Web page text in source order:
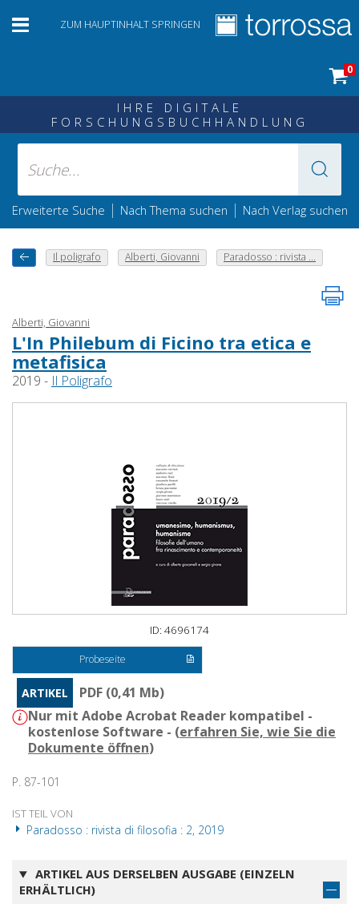
ZUM HAUPTINHALT SPRINGEN
0
IHRE DIGITALE
FORSCHUNGSBUCHHANDLUNG
Erweiterte Suche | Nach Thema suchen | Nach Verlag suchen
Il poligrafo Alberti, Giovanni Paradosso : rivista ...
Alberti, Giovanni
L'In Philebum di Ficino tra etica e
metafisica
2019 - Il Poligrafo
ID: 4696174
Probeseite
ARTIKEL
PDF (0,41 Mb)
Nur mit Adobe Acrobat Reader kompatibel -
kostenlose Software - (erfahren Sie, wie Sie die
Dokumente öffnen)
P. 87-101
IST TEIL VON
Paradosso : rivista di filosofia : 2, 2019
ARTIKEL AUS DERSELBEN AUSGABE (EINZELN
ERHÄLTLICH)